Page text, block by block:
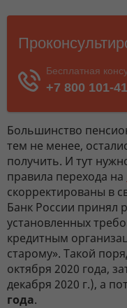
Большинство
тем не менее,
получить. И тут
правила перехода на
скорректированы в
Банк России принял
установленных
кредитным
старому». Такой
октября 2020 года,
декабря 2020 г.), а
года.